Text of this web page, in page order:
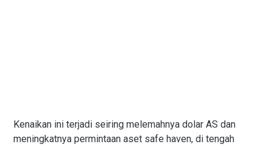
Kenaikan ini terjadi seiring melemahnya dolar AS dan
meningkatnya permintaan aset safe haven, di tengah